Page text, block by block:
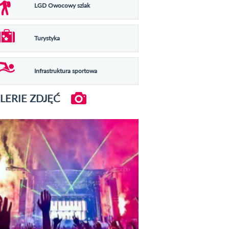
LGD Owocowy szlak
Turystyka
Infrastruktura sportowa
ZDJĘĆ